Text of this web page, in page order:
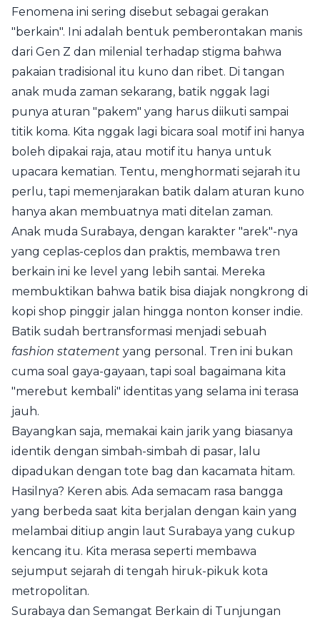
Fenomena ini sering disebut sebagai gerakan
"berkain". Ini adalah bentuk pemberontakan manis
dari Gen Z dan milenial terhadap stigma bahwa
pakaian tradisional itu kuno dan ribet. Di tangan
anak muda zaman sekarang, batik nggak lagi
punya aturan "pakem" yang harus diikuti sampai
titik koma. Kita nggak lagi bicara soal motif ini hanya
boleh dipakai raja, atau motif itu hanya untuk
upacara kematian. Tentu, menghormati sejarah itu
perlu, tapi memenjarakan batik dalam aturan kuno
hanya akan membuatnya mati ditelan zaman.
Anak muda Surabaya, dengan karakter "arek"-nya
yang ceplas-ceplos dan praktis, membawa tren
berkain ini ke level yang lebih santai. Mereka
membuktikan bahwa batik bisa diajak nongkrong di
kopi shop pinggir jalan hingga nonton konser indie.
Batik sudah bertransformasi menjadi sebuah
fashion statement yang personal. Tren ini bukan
cuma soal gaya-gayaan, tapi soal bagaimana kita
"merebut kembali" identitas yang selama ini terasa
jauh.
Bayangkan saja, memakai kain jarik yang biasanya
identik dengan simbah-simbah di pasar, lalu
dipadukan dengan tote bag dan kacamata hitam.
Hasilnya? Keren abis. Ada semacam rasa bangga
yang berbeda saat kita berjalan dengan kain yang
melambai ditiup angin laut Surabaya yang cukup
kencang itu. Kita merasa seperti membawa
sejumput sejarah di tengah hiruk-pikuk kota
metropolitan.
Surabaya dan Semangat Berkain di Tunjungan